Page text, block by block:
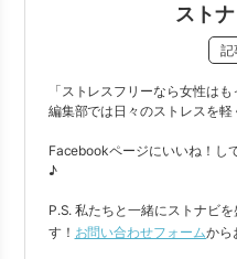
スト
記
「ストレスフリーなら女性は
編集部では日々のストレスを軽
Facebookページにいいね！し
♪
P.S. 私たちと一緒にストナビ
す！ お問い合わせフォームから